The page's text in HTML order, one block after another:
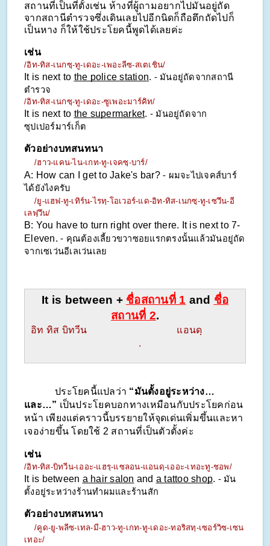
สถานที่เป็นที่ตั้งเช่น ห้างที่ผู้ถามอยากไปมันอยู่ถัด
จากสถานีตำรวจซึ่งเดินเลยไปอีกนิดก็ถือตึกถัดไปก็
เป็นหาง ก็ให้ใช้ประโยคนี้พูดได้เลยค่ะ
เช่น
/อิท-ทิส-เนกซฺ-ทู-เดอะ-เพอะลีซ-สเตเชิน/
It is next to the police station. - มันอยู่ถัดจากสถานี
ตำรวจ
/อิท-ทิส-เนกซฺ-ทู-เดอะ-ซูเพอะมาร์คิท/
It is next to the supermarket. - มันอยู่ถัดจาก
ซุปเปอร์มาร์เก็ต
ตัวอย่างบทสนทนา
/ฮาว-แคน-ไน-เกท-ทู-เจคซฺ-บาร์/
A: How can I get to Jake's bar? - ผมจะไปเจคส์บาร์
ได้ยังไงครับ
/ยู-แฮฟ-ทู-เทิร์น-ไรทฺ-โอเวอร์-แด-อิท-ทิส-เนกซฺ-ทู-เซวึน-อี
เลฟฺวึน/
B: You have to turn right over there. It is next to 7-
Eleven. - คุณต้องเลี้ยวขวาซอยแรกตรงนั้นแล้วมันอยู่ถัด
จากเซเว่นอีเลเว่นเลย
It is between + ชื่อสถานที่ 1 and ชื่อ
สถานที่ 2.
อิท ทิส บิทวีน                                   แอนดฺ
.
ประโยคนี้แปลว่า “มันตั้งอยู่ระหว่าง…
และ…” เป็นประโยคบอกทางเหมือนกับประโยคก่อน
หน้า เพียงแต่คราวนี้บรรยายให้จุดเด่นเพิ่มขึ้นและหา
เจอง่ายขึ้น โดยใช้ 2 สถานที่เป็นตัวตั้งค่ะ
เช่น
/อิท-ทิส-บิทวีน-เออะ-แฮรฺ-แซลอน-แอนดฺ-เออะ-เทอะทู-ชอพ/
It is between a hair salon and a tattoo shop. - มัน
ตั้งอยู่ระหว่างร้านทำผมและร้านสัก
ตัวอย่างบทสนทนา
/คูด-ยู-พลีซ-เทล-มี-ฮาว-ทู-เกท-ทู-เดอะ-ทอริสทฺ-เซอร์วิซ-เซน
เทอะ/